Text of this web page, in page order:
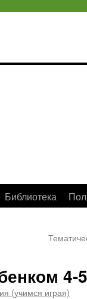
Библиотека
4-
(учимся играя)